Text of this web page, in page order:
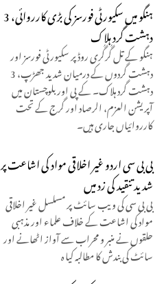
ہنگو میں سکیورٹی فورسز کی بڑی کارروائی، 3
دہشت گرد ہلاک
ہنگو کے تل گُرگُری روڈ پر سکیورٹی فورسز اور
دہشت گردوں کے درمیان شدید جھڑپ، 3
دہشت گرد ہلاک۔ کے پی اور بلوچستان میں
آپریشن العزم، الرصاد اور گرج کے تحت
کارروائیاں جاری ہیں۔
بی بی سی اردو غیر اخلاقی مواد کی اشاعت پر
شدید تنقید کی زد میں
بی بی سی کی ویب سائٹ پر مسلسل غیر اخلاقی
مواد کی اشاعت کے خلاف علماء اور مذہبی
حلقوں نے منبر و محراب سے آواز اٹھانے اور
سائٹ کی بندش کا مطالبہ کیا ہ